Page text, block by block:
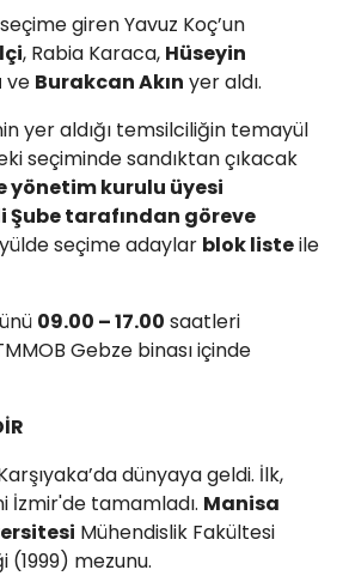
giren Yavuz Koç’un
, Rabia Karaca, Hüseyin
ve Burakcan Akın yer aldı.
yer aldığı temsilciliğin temayül
seçiminde sandıktan çıkacak
yönetim kurulu üyesi
Şube tarafından göreve
seçime adaylar blok listeile
09.00 – 17.00 saatleri
Gebze binası içinde
dünyaya geldi. İlk,
İzmir'de tamamladı. Manisa
Mühendislik Fakültesi
(1999) mezunu.